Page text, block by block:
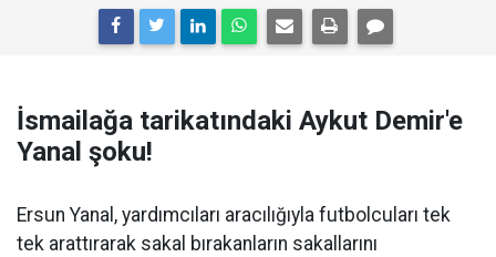
İsmailağa tarikatındaki Aykut Demir'e
Yanal şoku!
Ersun Yanal, yardımcıları aracılığıyla futbolcuları tek
tek arattırarak sakal bırakanların sakallarını